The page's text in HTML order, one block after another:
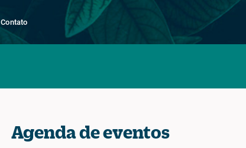
Contato
Agenda de eventos